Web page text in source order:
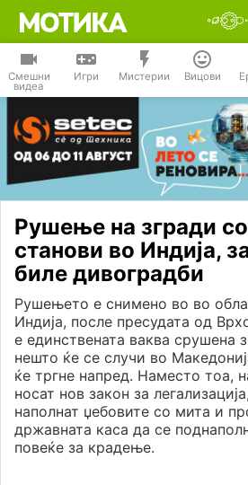
Смешни
видеа
Игри Мистерии Вицови
Рушење на згради
станови во Индија,
биле дивоградби
Рушењето е снимено во во
Индија, после пресудата од
е единствената ваква срушена
нешто ќе се случи во
ќе тргне напред. Наместо тоа,
носат нов закон за
наполнат џебовите со мита и
државната каса да се
повеќе за крадење.